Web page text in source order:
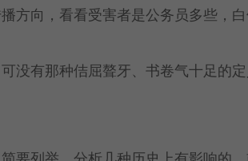
方向，看看受害者是公务员多些，
没有那种佶屈聱牙、书卷气十足的